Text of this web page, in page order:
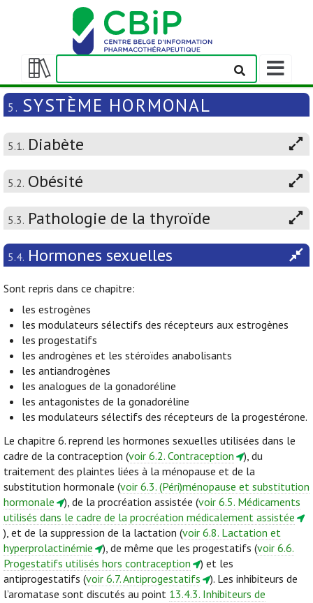
Afficher/masquer
la
table
matières
Afficher/
la
barre
navigation
5. SYSTÈME HORMONAL
5.1. Diabète
5.2. Obésité
5.3. Pathologie de la thyroïde
5.4. Hormones sexuelles
Sont repris dans ce chapitre:
les estrogènes
les modulateurs sélectifs des récepteurs aux estrogènes
les progestatifs
les androgènes et les stéroïdes anabolisants
les antiandrogènes
les analogues de la gonadoréline
les antagonistes de la gonadoréline
les modulateurs sélectifs des récepteurs de la progestérone.
Le chapitre 6. reprend les hormones sexuelles utilisées dans le
cadre de la contraception (voir 6.2. Contraception
), du
traitement des plaintes liées à la ménopause et de la
substitution hormonale (voir 6.3. (Péri)ménopause et substitution
hormonale
), de la procréation assistée (voir 6.5. Médicaments
utilisés dans le cadre de la procréation médicalement assistée
), et de la suppression de la lactation (voir 6.8. Lactation et
hyperprolactinémie
), de même que les progestatifs (voir 6.6.
Progestatifs utilisés hors contraception
) et les
antiprogestatifs (voir 6.7. Antiprogestatifs
). Les inhibiteurs de
l’aromatase sont discutés au point 13.4.3. Inhibiteurs de